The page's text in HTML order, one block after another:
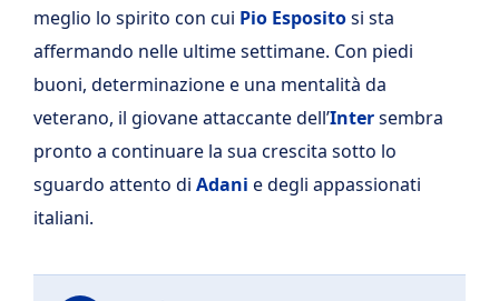
meglio lo spirito con cui Pio Espositosi sta
affermando nelle ultime settimane. Con piedi
buoni, determinazione e una mentalità da
veterano, il giovane attaccante dell’Intersembra
pronto a continuare la sua crescita sotto lo
sguardo attento di Adani e degli appassionati
italiani.